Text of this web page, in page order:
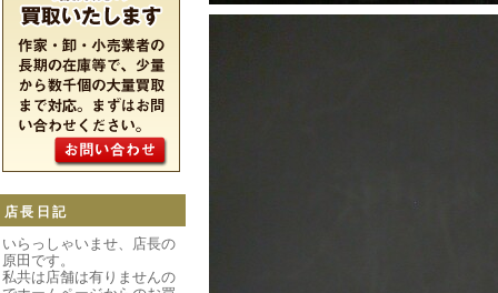
店長日記
いらっしゃいませ、店長の
原田です。
私共は店舗は有りませんの